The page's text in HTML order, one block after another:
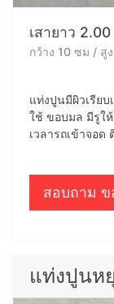
เสายาว
กว้าง 10 ซม / สู
แท่งปูนมีผิวเรีย
ใช้ ขอบมล มีรูใ
เวลารถเข้าจอด
สอบถาม ข
แท่งปูนห